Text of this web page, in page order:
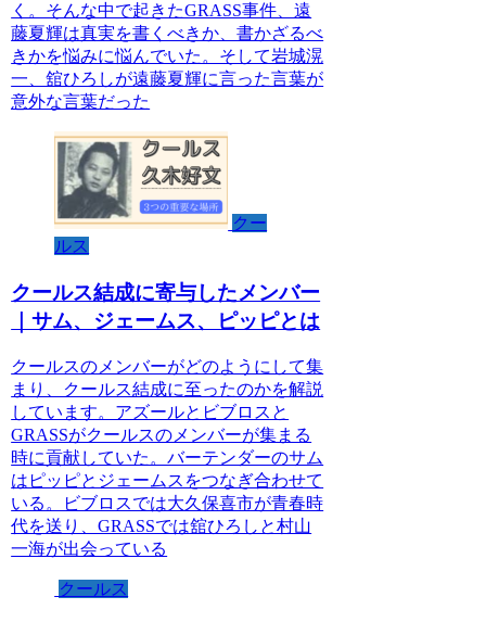
く。そんな中で起きたGRASS事件、遠
藤夏輝は真実を書くべきか、書かざるべ
きかを悩みに悩んでいた。そして岩城滉
一、舘ひろしが遠藤夏輝に言った言葉が
意外な言葉だった
クー
ルス
クールス結成に寄与したメンバー
｜サム、ジェームス、ピッピとは
クールスのメンバーがどのようにして集
まり、クールス結成に至ったのかを解説
しています。アズールとビブロスと
GRASSがクールスのメンバーが集まる
時に貢献していた。バーテンダーのサム
はピッピとジェームスをつなぎ合わせて
いる。ビブロスでは大久保喜市が青春時
代を送り、GRASSでは舘ひろしと村山
一海が出会っている
クールス